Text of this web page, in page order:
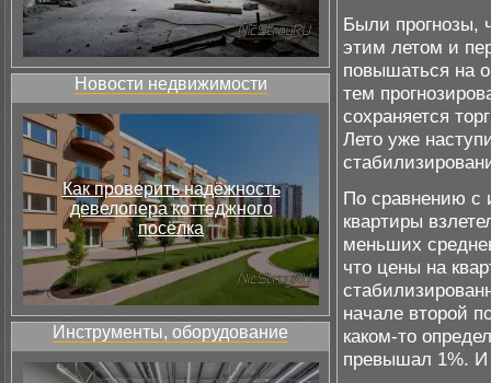
Новости недвижимости
Как проверить надёжность
девелопера коттеджного
посёлка
Инструменты, оборудование
Были прогнозы,
этим летом и
повышаться на
тем
сохраняется
Лето уже
По сравнению с
квартиры
меньших
что цены на
начале второй
каком-то
превышал 1%. И